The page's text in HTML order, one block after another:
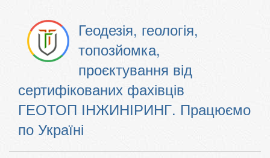
Геодезія, геологія,
топозйомка,
проєктування від
сертифікованих фахівців
ГЕОТОП ІНЖИНІРИНГ. Працюємо
по Україні